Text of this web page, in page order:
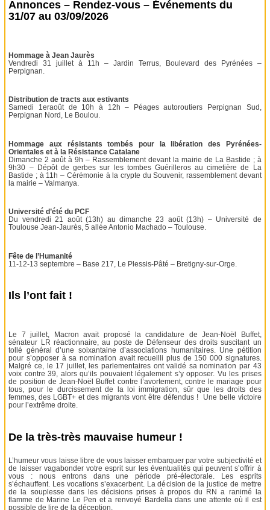
Annonces – Rendez-vous – Événements du
31/07 au 03/09/2026
Hommage à Jean Jaurès
Vendredi 31 juillet à 11h – Jardin Terrus, Boulevard des Pyrénées –
Perpignan.
Distribution de tracts aux estivants
Samedi 1eraoût de 10h à 12h – Péages autoroutiers Perpignan Sud,
Perpignan Nord, Le Boulou.
Hommage aux résistants tombés pour la libération des Pyrénées-
Orientales et à la Résistance Catalane
Dimanche 2 août à 9h – Rassemblement devant la mairie de La Bastide ; à
9h30 – Dépôt de gerbes sur les tombes Guérilleros au cimetière de La
Bastide ; à 11h – Cérémonie à la crypte du Souvenir, rassemblement devant
la mairie – Valmanya.
Université d’été du PCF
Du vendredi 21 août (13h) au dimanche 23 août (13h) – Université de
Toulouse Jean-Jaurès, 5 allée Antonio Machado – Toulouse.
Fête de l’Humanité
11-12-13 septembre – Base 217, Le Plessis-Pâté – Bretigny-sur-Orge.
Ils l’ont fait !
Le 7 juillet, Macron avait proposé la candidature de Jean-Noël Buffet,
sénateur LR réactionnaire, au poste de Défenseur des droits suscitant un
tollé général d’une soixantaine d’associations humanitaires. Une pétition
pour s’opposer à sa nomination avait recueilli plus de 150 000 signatures.
Malgré ce, le 17 juillet, les parlementaires ont validé sa nomination par 43
voix contre 39, alors qu’ils pouvaient légalement s’y opposer. Vu les prises
de position de Jean-Noël Buffet contre l’avortement, contre le mariage pour
tous, pour le durcissement de la loi immigration, sûr que les droits des
femmes, des LGBT+ et des migrants vont être défendus ! Une belle victoire
pour l’extrême droite.
De la très-très mauvaise humeur !
L’humeur vous laisse libre de vous laisser embarquer par votre subjectivité et
de laisser vagabonder votre esprit sur les éventualités qui peuvent s’offrir à
vous : nous entrons dans une période pré-électorale. Les esprits
s’échauffent. Les vocations s’exacerbent. La décision de la justice de mettre
de la souplesse dans les décisions prises à propos du RN a ranimé la
flamme de Marine Le Pen et a renvoyé Bardella dans une attente où il est
possible de lire de la déception.